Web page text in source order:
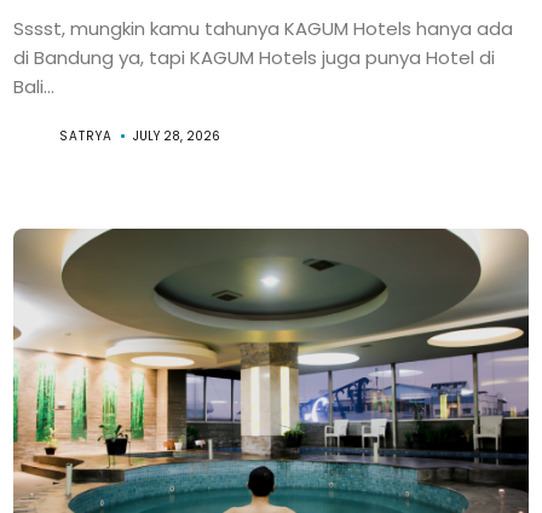
Sssst, mungkin kamu tahunya KAGUM Hotels hanya ada
di Bandung ya, tapi KAGUM Hotels juga punya Hotel di
Bali...
SATRYA JULY 28, 2026